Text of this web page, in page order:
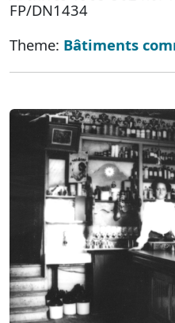
FP/DN1434
Theme: Bâtiments